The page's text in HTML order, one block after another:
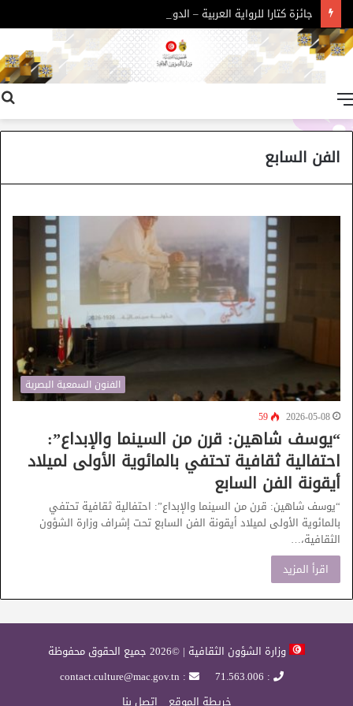
جائزة كتارا للرواية العربية – الدورة 11
الفن السابع
الفنون السمعية البصرية
2026-05-08
59
“يوسف شاهين: قرن من السينما والإبداع”:
احتفالية ثقافية تحتفي بالمائوية الأولى لميلاد
أيقونة الفن السابع
“يوسف شاهين: قرن من السينما والإبداع”: احتفالية ثقافية تحتفي
بالمائوية الأولى لميلاد أيقونة الفن السابع تحت إشراف وزارة الشؤون
الثقافية،…
اقرأ المزيد
وزارة الشؤون الثقافية | ©2026 جميع الحقوق محفوظة
: 71.563.006
: contact.culture@mac.gov.tn
خريطة الموقع
إتصل بنا